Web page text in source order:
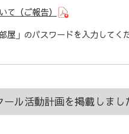
て（ご報告）
屋」のパスワードを入力してく
ル活動計画を掲載しまし